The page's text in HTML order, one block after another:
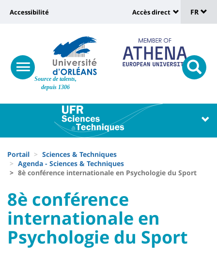
Site
Source de talents,
depuis 1306
Université
Recherche
responsive
menu
button
Université
vers
page
accessibilité
Accessibilité
:
Shortcut
links
Accès direct
de
FR
Université
Block
liste
des
composantes
d'Ariane
Portail
Sciences & Techniques
Agenda - Sciences & Techniques
8è conférence internationale en Psychologie du Sport
University
:
Sidebar
University
:
Main
content
Titre
de
8è conférence
internationale en
Psychologie du Sport